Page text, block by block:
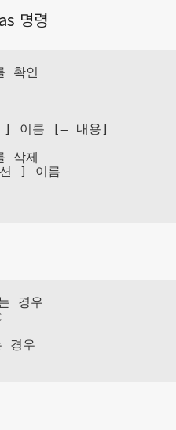
명령
확인
이름 [= 내용]
삭제
] 이름
경우
경우